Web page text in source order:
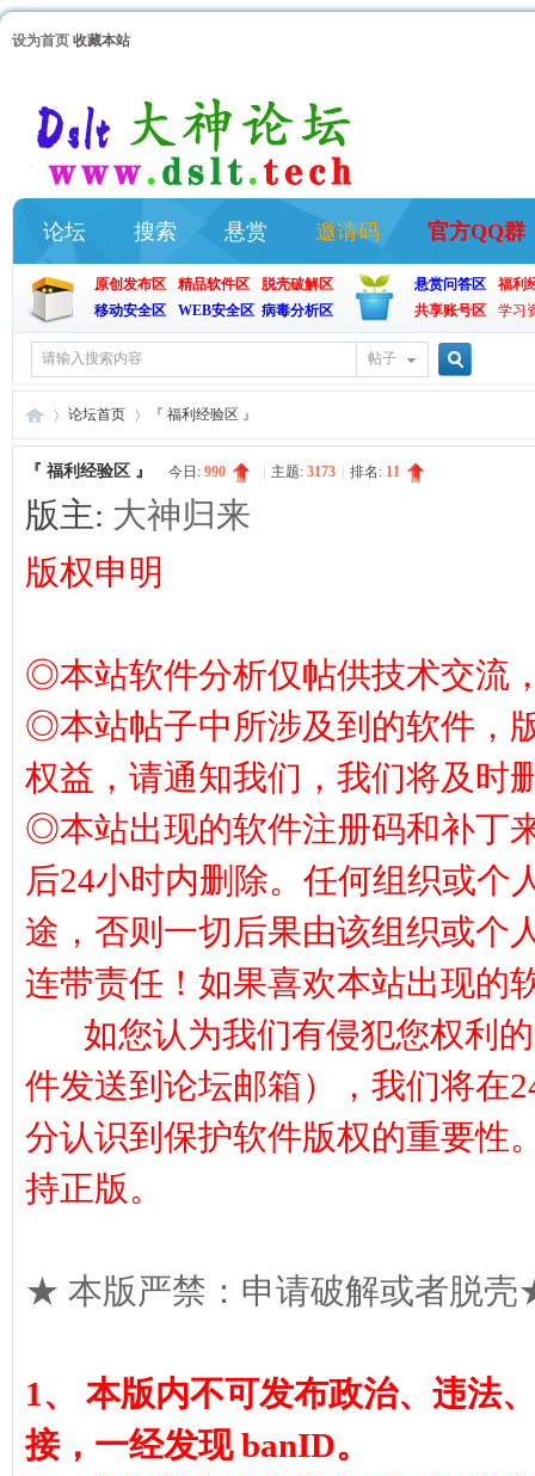
设为首页 收藏本站
论坛 搜索 悬赏 邀请码 官方QQ群
原创发布区 精品软件区
脱壳破解区
移动安全区
WEB安全区 病毒分析区
悬赏问答区
福利
共享账号区
学习
帖子
搜
大
论
»
论坛首页
›
『 福利经验区 』
『 福利经验区 』 今日: 990 主题: 3173 排名: 11
版主: 大神归来
版权申明
◎本站软件分析仅帖供技术交流
◎本站帖子中所涉及到的软件，
权益，请通知我们，我们将及时
◎本站出现的软件注册码和补丁
后24小时内删除。任何组织或个
途，否则一切后果由该组织或个
连带责任！如果喜欢本站出现
如您认为我们有侵犯您权利的
件发送到论坛邮箱），我们将在
分认识到保护软件版权的重要性
持正版。
★ 本版严禁：申请破解或者脱
1、 本版内不可发布政治、违法
接，一经发现 banID。